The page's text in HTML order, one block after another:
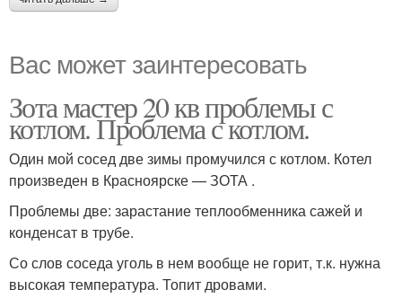
Вас может заинтересовать
Зота мастер 20 кв проблемы с
котлом. Проблема с котлом.
Один мой сосед две зимы промучился с котлом. Котел
произведен в Красноярске — ЗОТА .
Проблемы две: зарастание теплообменника сажей и
конденсат в трубе.
Со слов соседа уголь в нем вообще не горит, т.к. нужна
высокая температура. Топит дровами.